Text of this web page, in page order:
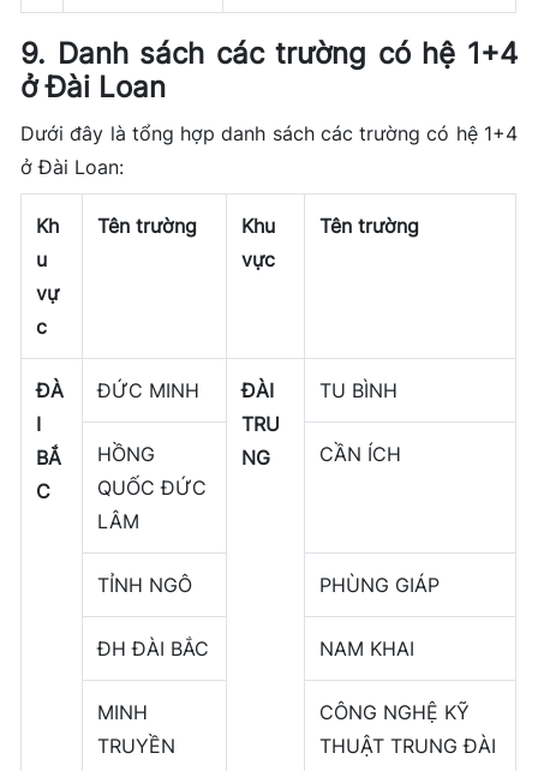
9. Danh sách các trường có hệ 1+4
ở Đài Loan
Dưới đây là tổng hợp danh sách các trường có hệ 1+4
ở Đài Loan:
Kh
u
vự
c
Tên trường
Khu
vực
Tên trường
ĐÀ
I
BẮ
C
ĐỨC MINH
ĐÀI
TRU
NG
TU BÌNH
HỒNG
QUỐC ĐỨC
LÂM
CẦN ÍCH
TỈNH NGÔ PHÙNG GIÁP
ĐH ĐÀI BẮC NAM KHAI
MINH
TRUYỀN
CÔNG NGHỆ KỸ
THUẬT TRUNG ĐÀI